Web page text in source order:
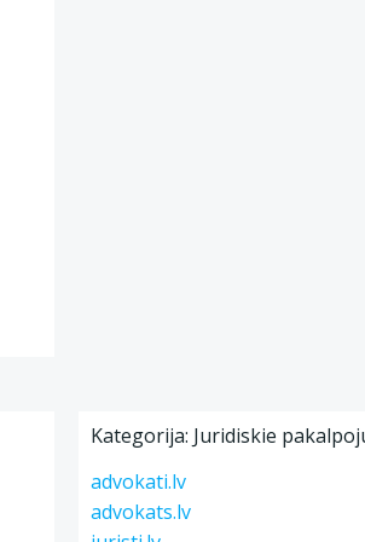
Kategorija: Juridiskie
advokati.lv
advokats.lv